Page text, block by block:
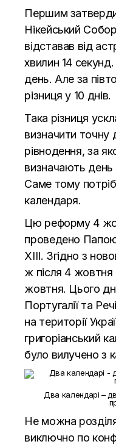
Першим
Нікейський
відставав від
хвилин 14
день. Але за
різниця у 10 днів.
Така різниця
визначити точну
рівнодення, за
визначають день
Саме тому
календаря.
Цю реформу 4
проведено
XIII. Згідно з
ж після 4 жовтня
жовтня. Цього дня
Португалії та
на території
григоріанський
було вилучено з
Два календарі –
Не можна
виключно по